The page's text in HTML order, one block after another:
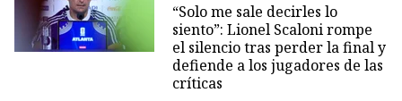
“Solo me sale decirles lo
siento”: Lionel Scaloni rompe
el silencio tras perder la final y
defiende a los jugadores de las
críticas